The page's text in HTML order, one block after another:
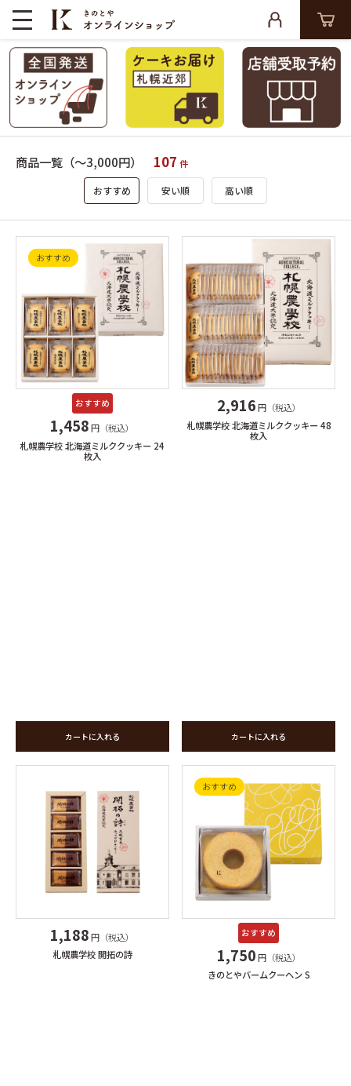
商品一覧（～3,000円） 107 件
おすすめ 安い順 高い順
おすすめ
おすすめ
1,458円（税込）
札幌農学校 北海道ミルククッキー 24
枚入
カートに入れる
2,916円（税込）
札幌農学校 北海道ミルククッキー 48
枚入
カートに入れる
1,188円（税込）
札幌農学校 開拓の詩
おすすめ
おすすめ
1,750円（税込）
きのとやバームクーヘン S